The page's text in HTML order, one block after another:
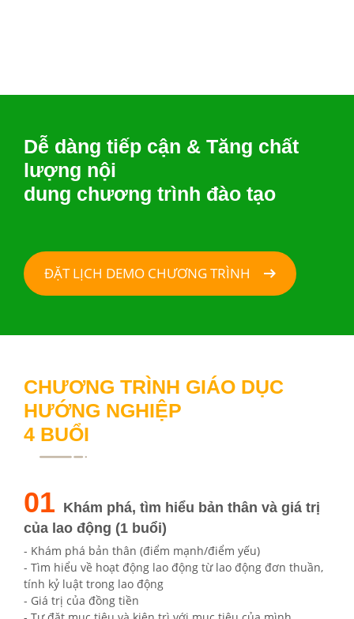
Dễ dàng tiếp cận & Tăng chất
lượng nội
dung chương trình đào tạo
ĐẶT LỊCH DEMO CHƯƠNG TRÌNH
CHƯƠNG TRÌNH GIÁO DỤC
HƯỚNG NGHIỆP
4 BUỔI
01 Khám phá, tìm hiểu bản thân và giá trị
của lao động (1 buổi)
- Khám phá bản thân (điểm mạnh/điểm yếu)
- Tìm hiểu về hoạt động lao động từ lao động đơn thuần,
tính kỷ luật trong lao động
- Giá trị của đồng tiền